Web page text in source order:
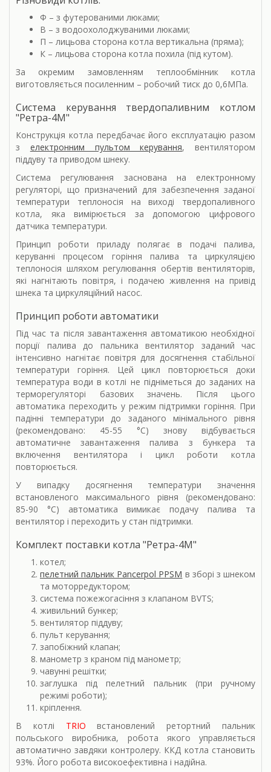
Ф – з футерованими люками;
В – з водоохолоджуваними люками;
П – лицьова сторона котла вертикальна (пряма);
К – лицьова сторона котла похила (під кутом).
За окремим замовленням теплообмінник котла
виготовляється посиленним – робочий тиск до 0,6МПа.
Система керування твердопаливним котлом
"Ретра-4М"
Конструкція котла передбачає його експлуатацію разом
з електронним пультом керування, вентилятором
піддуву та приводом шнеку.
Система регулювання заснована на електронному
регуляторі, що призначений для забезпечення заданої
температури теплоносія на виході твердопаливного
котла, яка вимірюється за допомогою цифрового
датчика температури.
Принцип роботи приладу полягає в подачі палива,
керуванні процесом горіння палива та циркуляцією
теплоносія шляхом регулювання обертів вентиляторів,
які нагнітають повітря, і подачею живлення на привід
шнека та циркуляційний насос.
Принцип роботи автоматики
Під час та після завантаження автоматикою необхідної
порції палива до пальника вентилятор заданий час
інтенсивно нагнітає повітря для досягнення стабільної
температури горіння. Цей цикл повторюється доки
температура води в котлі не підніметься до заданих на
терморегуляторі базових значень. Після цього
автоматика переходить у режим підтримки горіння. При
падінні температури до заданого мінімального рівня
(рекомендовано: 45-55 °С) знову відбувається
автоматичне завантаження палива з бункера та
включення вентилятора і цикл роботи котла
повторюється.
У випадку досягнення температури значення
встановленого максимального рівня (рекомендовано:
85-90 °С) автоматика вимикає подачу палива та
вентилятор і переходить у стан підтримки.
Комплект поставки котла "Ретра-4М"
котел;
пелетний пальник Pancerpol PPSM в зборі з шнеком
та моторредуктором;
система пожежогасіння з клапаном BVTS;
живильний бункер;
вентилятор піддуву;
пульт керування;
запобіжний клапан;
манометр з краном під манометр;
чавунні решітки;
заглушка під пелетний пальник (при ручному
режимі роботи);
кріплення.
В котлі TRIO встановлений ретортний пальник
польського виробника, робота якого управляється
автоматично завдяки контролеру. ККД котла становить
93%. Його робота високоефективна і надійна.